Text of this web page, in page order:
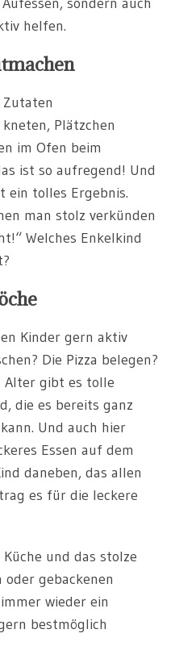
helfen.
Zutaten
Plätzchen
im Ofen beim
ist so aufregend! Und
ein tolles Ergebnis.
man stolz verkünden
Welches Enkelkind
Kinder gern aktiv
Die Pizza belegen?
Alter gibt es tolle
die es bereits ganz
Und auch hier
Essen auf dem
daneben, das allen
es für die leckere
und das stolze
gebackenen
wieder ein
bestmöglich